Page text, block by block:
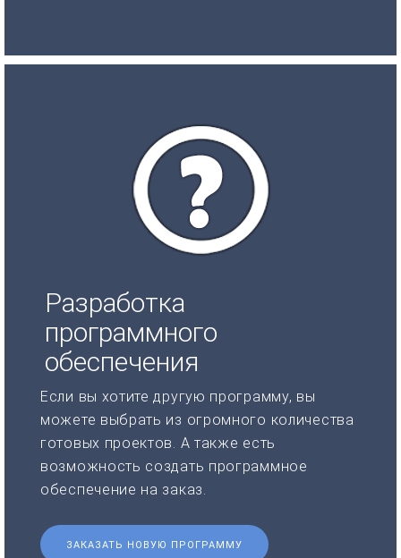
Разработка
программного
обеспечения
Если вы хотите другую программу, вы
можете выбрать из огромного количества
готовых проектов. А также есть
возможность создать программное
обеспечение на заказ.
ЗАКАЗАТЬ НОВУЮ ПРОГРАММУ